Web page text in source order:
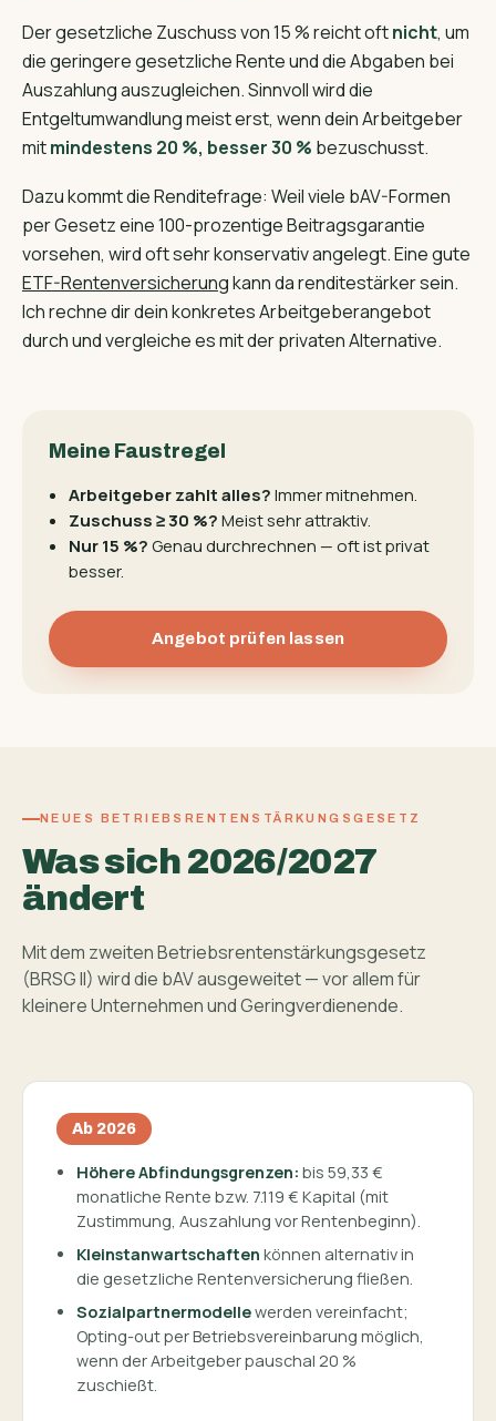
Der gesetzliche Zuschuss von 15 % reicht oftnicht, um
die geringere gesetzliche Rente und die Abgaben bei
Auszahlung auszugleichen. Sinnvoll wird die
Entgeltumwandlung meist erst, wenn dein Arbeitgeber
mitmindestens 20 %, besser 30 % bezuschusst.
Dazu kommt die Rendite­frage: Weil viele bAV-Formen
per Gesetz eine 100-prozentige Beitragsgarantie
vorsehen, wird oft sehr konservativ angelegt. Eine gute
ETF-Rentenversicherungkann da renditestärker sein.
Ich rechne dir dein konkretes Arbeitgeber­angebot
durch und vergleiche es mit der privaten Alternative.
Meine Faustregel
Arbeitgeber zahlt alles?Immer mitnehmen.
Zuschuss ≥ 30 %?Meist sehr attraktiv.
Nur 15 %?Genau durchrechnen — oft ist privat
besser.
Angebot prüfen lassen
NEUES BETRIEBSRENTENSTÄRKUNGSGESETZ
Was sich 2026/2027
ändert
Mit dem zweiten Betriebsrenten­stärkungsgesetz
(BRSG II) wird die bAV ausgeweitet — vor allem für
kleinere Unternehmen und Geringverdienende.
Ab 2026
Höhere Abfindungsgrenzen: bis 59,33 €
monatliche Rente bzw. 7.119 € Kapital (mit
Zustimmung, Auszahlung vor Rentenbeginn).
Kleinstanwartschaften können alternativ in
die gesetzliche Rentenversicherung fließen.
Sozialpartnermodellewerden vereinfacht;
Opting-out per Betriebs­vereinbarung möglich,
wenn der Arbeitgeber pauschal 20 %
zuschießt.